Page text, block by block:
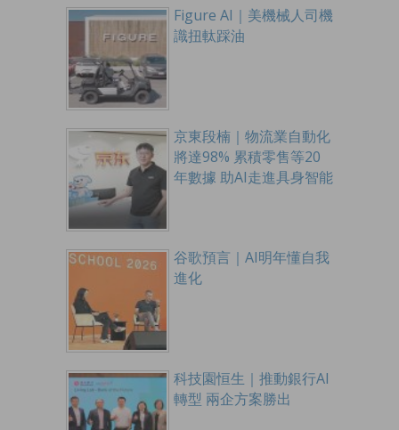
Figure AI｜美機械人司機
識扭軚踩油
京東段楠｜物流業自動化
將達98% 累積零售等20
年數據 助AI走進具身智能
谷歌預言｜AI明年懂自我
進化
科技園恒生｜推動銀行AI
轉型 兩企方案勝出